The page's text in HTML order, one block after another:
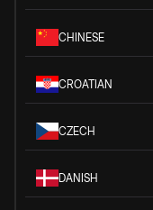
CHINESE
CROATIAN
CZECH
DANISH